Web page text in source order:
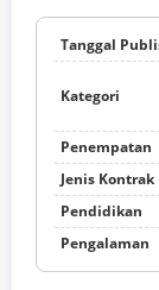
Tanggal
Kategori
Penempatan
Jenis Kontrak
Pendidikan
Pengalaman